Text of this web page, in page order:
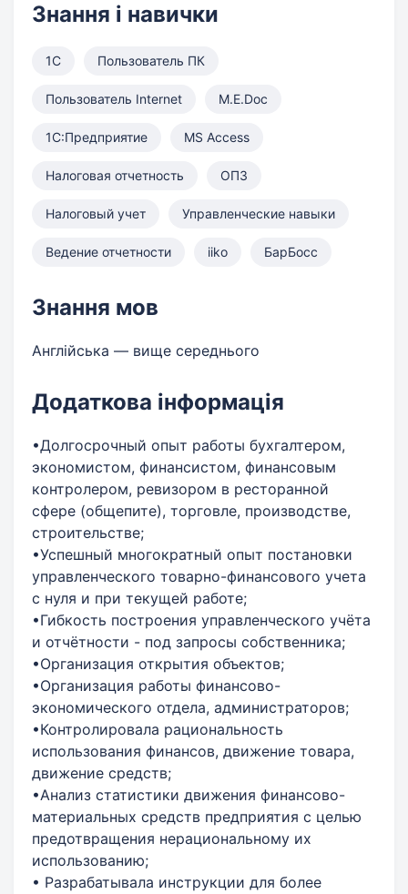
Знання і навички
1С Пользователь ПК
Пользователь Internet M.E.Doc
1С:Предприятие MS Access
Налоговая отчетность ОПЗ
Налоговый учет Управленческие навыки
Ведение отчетности iiko БарБосс
Знання мов
Англійська — вище середнього
Додаткова інформація
•Долгосрочный опыт работы бухгалтером,
экономистом, финансистом, финансовым
контролером, ревизором в ресторанной
сфере (общепите), торговле, производстве,
строительстве;
•Успешный многократный опыт постановки
управленческого товарно-финансового учета
с нуля и при текущей работе;
•Гибкость построения управленческого учёта
и отчётности - под запросы собственника;
•Организация открытия объектов;
•Организация работы финансово-
экономического отдела, администраторов;
•Контролировала рациональность
использования финансов, движение товара,
движение средств;
•Анализ статистики движения финансово-
материальных средств предприятия с целью
предотвращения нерациональному их
использованию;
• Разрабатывала инструкции для более